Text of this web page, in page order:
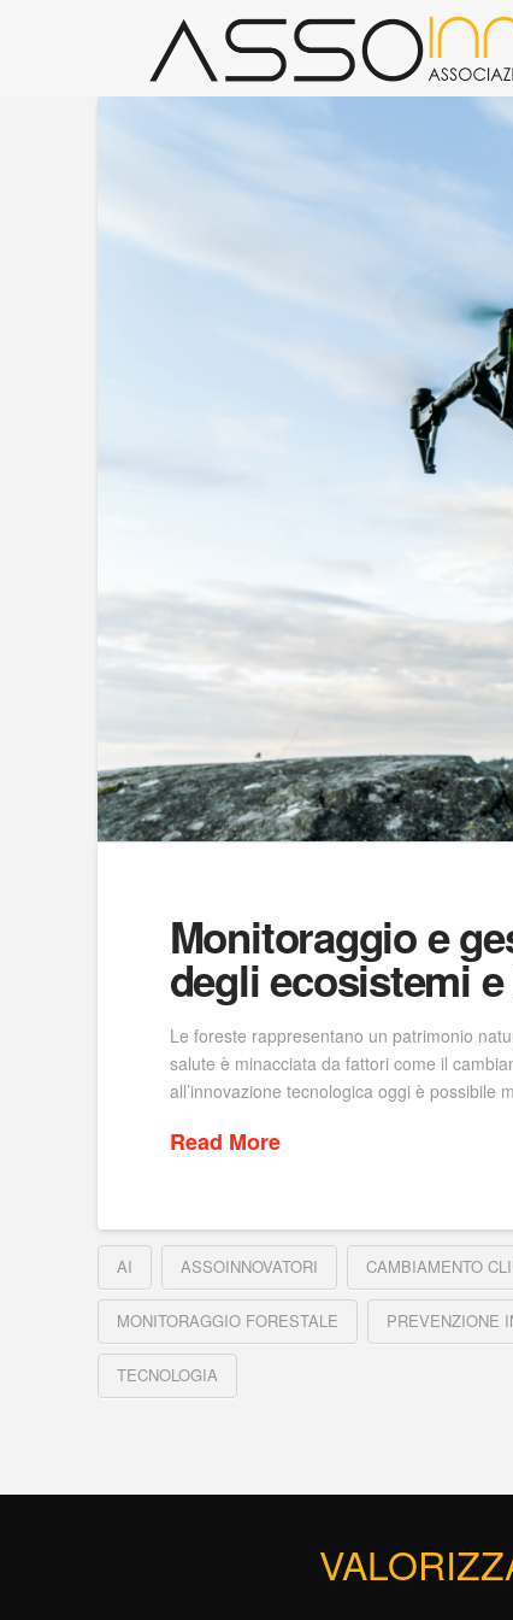
Monitoraggio e
degli ecosistemi
Le foreste rappresentano un patrimonio
salute è minacciata da fattori come il
all’innovazione tecnologica oggi è
Read More
AI ASSOINNOVATORI CAMBIAMENTO
MONITORAGGIO FORESTALE PREVENZIONE
TECNOLOGIA